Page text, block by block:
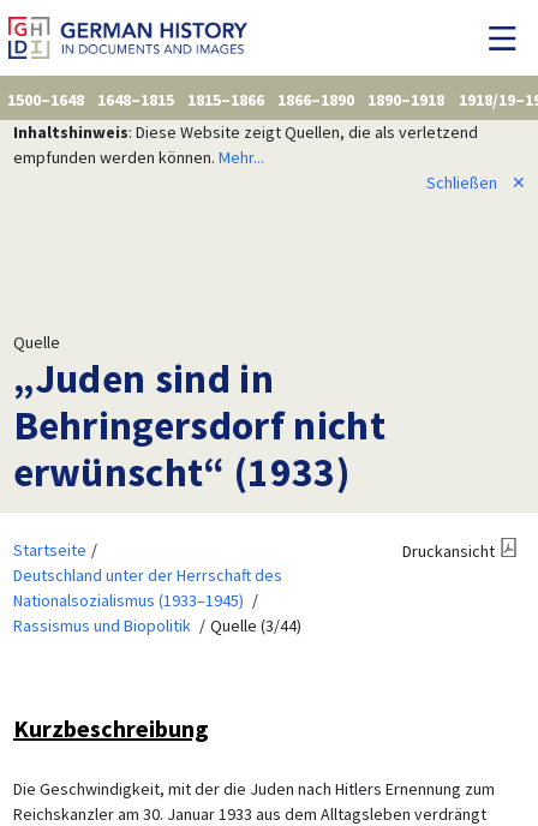
1500–1648 1648–1815 1815–1866 1866–1890 1890–1918
1918/
Inhaltshinweis: Diese Website zeigt Quellen, die als verletzend
empfunden werden können. Mehr...
Schließen
✕
Quelle
„Juden sind in
Behringersdorf nicht
erwünscht“ (1933)
Startseite
Deutschland unter der Herrschaft des
Nationalsozialismus (1933–1945)
Rassismus und Biopolitik
Quelle (3/44)
Druckansicht
Kurzbeschreibung
Die Geschwindigkeit, mit der die Juden nach Hitlers Ernennung zum
Reichskanzler am 30. Januar 1933 aus dem Alltagsleben verdrängt